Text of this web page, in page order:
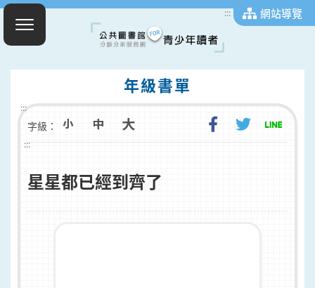
::: 網站導覽
年級書單
:::
字級：
:::
星星都已經到齊了